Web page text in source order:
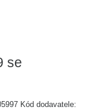
se
Kód dodavatele: